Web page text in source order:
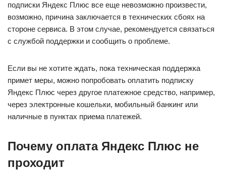
подписки Яндекс Плюс все еще невозможно произвести,
возможно, причина заключается в технических сбоях на
стороне сервиса. В этом случае, рекомендуется связаться
с службой поддержки и сообщить о проблеме.
Если вы не хотите ждать, пока техническая поддержка
примет меры, можно попробовать оплатить подписку
Яндекс Плюс через другое платежное средство, например,
через электронные кошельки, мобильный банкинг или
наличные в пунктах приема платежей.
Почему оплата Яндекс Плюс не
проходит